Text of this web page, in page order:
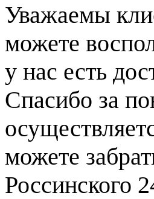
Уважаемы
можете
у нас есть
Спасибо за
можете
Россинского